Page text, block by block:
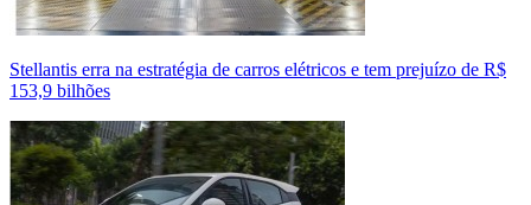
Stellantis erra na estratégia de carros elétricos e tem prejuízo de R$
153,9 bilhões